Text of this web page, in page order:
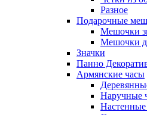
Разное
Подарочные
Мешочки
Мешочки
Значки
Панно
Армянские часы
Наручные